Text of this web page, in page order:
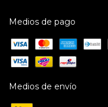
Medios de pago
Medios de envío